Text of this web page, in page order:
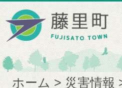
ホーム 災害情報